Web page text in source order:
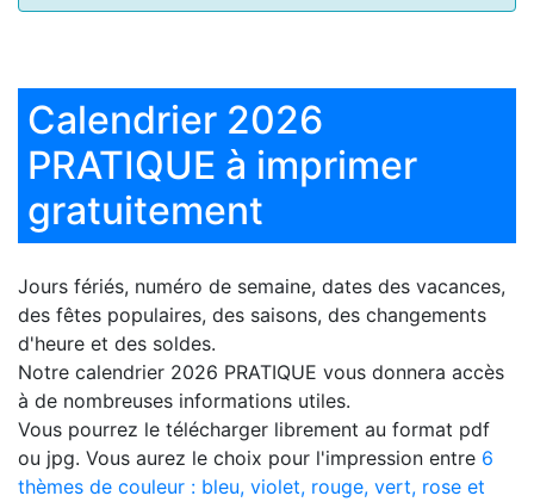
Calendrier 2026
PRATIQUE à imprimer
gratuitement
Jours fériés, numéro de semaine, dates des vacances,
des fêtes populaires, des saisons, des changements
d'heure et des soldes.
Notre calendrier 2026 PRATIQUE vous donnera accès
à de nombreuses informations utiles.
Vous pourrez le télécharger librement au format pdf
ou jpg. Vous aurez le choix pour l'impression entre 6
thèmes de couleur : bleu, violet, rouge, vert, rose et